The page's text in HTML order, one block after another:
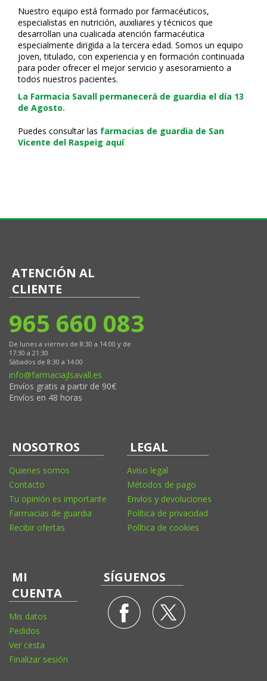
Nuestro equipo está formado por farmacéuticos,
especialistas en nutrición, auxiliares y técnicos que
desarrollan una cualificada atención farmacéutica
especialmente dirigida a la tercera edad. Somos un equipo
joven, titulado, con experiencia y en formación continuada
para poder ofrecer el mejor servicio y asesoramiento a
todos nuestros pacientes.
La Farmacia Savall permanecerá de guardia el día 13
de Agosto.
Puedes consultar las farmacias de guardia de San
Vicente del Raspeig aquí
ATENCIÓN AL
CLIENTE
965 660 083
De lunes a viernes de 8:30 a 14:00 y de
17:30 a 21:30
Sábados de 8:30 a 14:00
info@farmaciajlsavall.es
Envíos gratis a partir de 90€
Envíos en 48 horas
NOSOTROS
Quienes somos
Contacto
Tu opinión es importante
Farmacias de guardia
Recibir ofertas
LEGAL
Aviso legal
Métodos de pago
Envíos y devoluciones
Política de privacidad
Política de cookies
MI
CUENTA
Mis datos
Pedidos
Ver cesta
Finalizar sesión
SÍGUENOS